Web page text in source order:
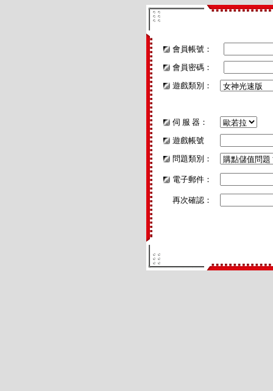
會員帳號：
會員密碼：
遊戲類別：
伺 服 器：
遊戲帳號
問題類別：
電子郵件：
再次確認：